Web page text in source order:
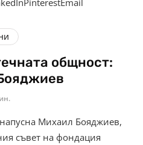
общност:
Михаил Бояджиев,
съвет на фондация